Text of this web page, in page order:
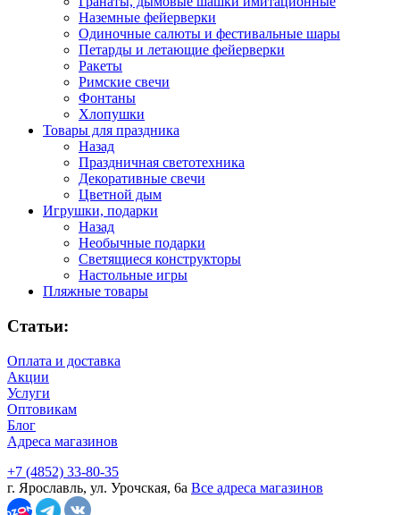
Наземные фейерверки
Одиночные салюты и фестивальные шары
Петарды и летающие фейерверки
Ракеты
Римские свечи
Фонтаны
Хлопушки
Товары для праздника
Назад
Праздничная светотехника
Декоративные свечи
Цветной дым
Игрушки, подарки
Назад
Необычные подарки
Светящиеся конструкторы
Настольные игры
Пляжные товары
Статьи:
Оплата и доставка
Акции
Услуги
Оптовикам
Блог
Адреса магазинов
+7 (4852) 33-80-35
г. Ярославль, ул. Урочская, 6а Все адреса магазинов